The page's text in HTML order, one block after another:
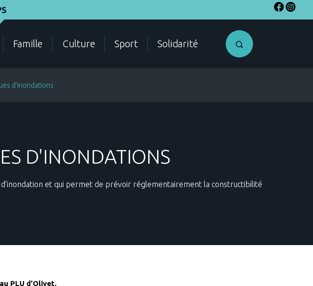
Access my
citizen
Famille Culture Sport Solidarité
d'Inondations
D'INONDATIONS
et qui permet de prévoir réglementairement la constructibilité
PLU d'Olivet.